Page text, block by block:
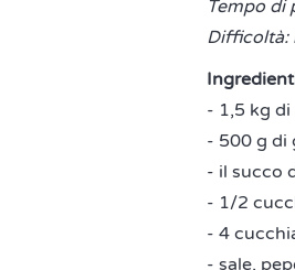
Tempo di
Difficoltà:
- 1,5 kg
- 500 g di
- il succo
- 1/2
- 4
- sale,